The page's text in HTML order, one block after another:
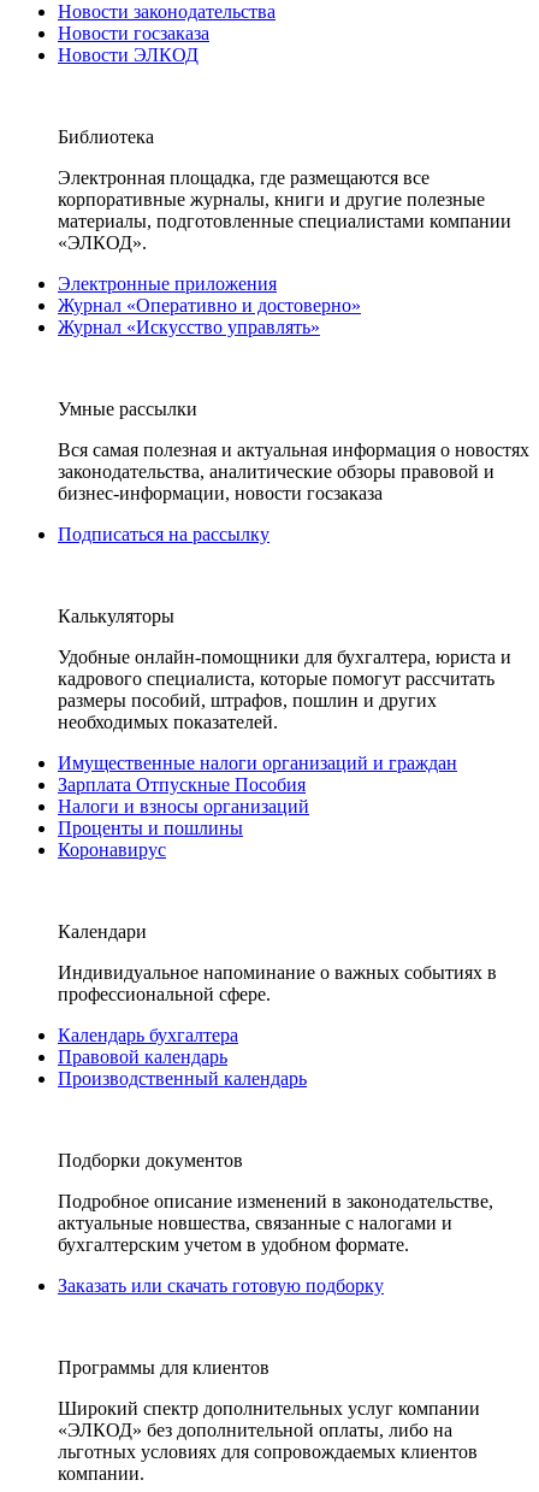
Новости законодательства
Новости госзаказа
Новости ЭЛКОД
Библиотека
Электронная площадка, где размещаются все
корпоративные журналы, книги и другие полезные
материалы, подготовленные специалистами компании
«ЭЛКОД».
Электронные приложения
Журнал «Оперативно и достоверно»
Журнал «Искусство управлять»
Умные рассылки
Вся самая полезная и актуальная информация о новостях
законодательства, аналитические обзоры правовой и
бизнес-информации, новости госзаказа
Подписаться на рассылку
Калькуляторы
Удобные онлайн-помощники для бухгалтера, юриста и
кадрового специалиста, которые помогут рассчитать
размеры пособий, штрафов, пошлин и других
необходимых показателей.
Имущественные налоги организаций и граждан
Зарплата Отпускные Пособия
Налоги и взносы организаций
Проценты и пошлины
Коронавирус
Календари
Индивидуальное напоминание о важных событиях в
профессиональной сфере.
Календарь бухгалтера
Правовой календарь
Производственный календарь
Подборки документов
Подробное описание изменений в законодательстве,
актуальные новшества, связанные с налогами и
бухгалтерским учетом в удобном формате.
Заказать или скачать готовую подборку
Программы для клиентов
Широкий спектр дополнительных услуг компании
«ЭЛКОД» без дополнительной оплаты, либо на
льготных условиях для сопровождаемых клиентов
компании.